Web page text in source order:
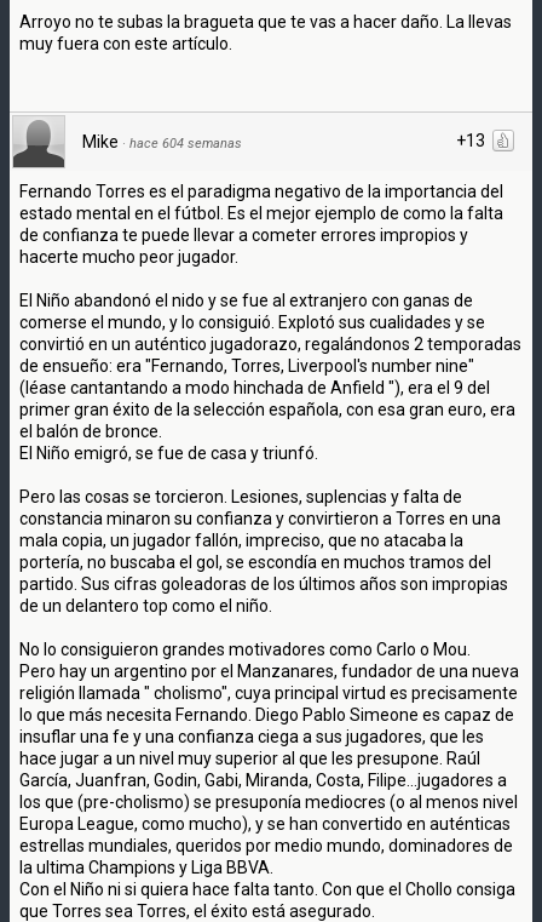
Arroyo no te subas la bragueta que te vas a hacer daño. La llevas
muy fuera con este artículo.
+13
Mike · hace 604 semanas
Fernando Torres es el paradigma negativo de la importancia del
estado mental en el fútbol. Es el mejor ejemplo de como la falta
de confianza te puede llevar a cometer errores impropios y
hacerte mucho peor jugador.
El Niño abandonó el nido y se fue al extranjero con ganas de
comerse el mundo, y lo consiguió. Explotó sus cualidades y se
convirtió en un auténtico jugadorazo, regalándonos 2 temporadas
de ensueño: era "Fernando, Torres, Liverpool's number nine"
(léase cantantando a modo hinchada de Anfield "), era el 9 del
primer gran éxito de la selección española, con esa gran euro, era
el balón de bronce.
El Niño emigró, se fue de casa y triunfó.
Pero las cosas se torcieron. Lesiones, suplencias y falta de
constancia minaron su confianza y convirtieron a Torres en una
mala copia, un jugador fallón, impreciso, que no atacaba la
portería, no buscaba el gol, se escondía en muchos tramos del
partido. Sus cifras goleadoras de los últimos años son impropias
de un delantero top como el niño.
No lo consiguieron grandes motivadores como Carlo o Mou.
Pero hay un argentino por el Manzanares, fundador de una nueva
religión llamada " cholismo", cuya principal virtud es precisamente
lo que más necesita Fernando. Diego Pablo Simeone es capaz de
insuflar una fe y una confianza ciega a sus jugadores, que les
hace jugar a un nivel muy superior al que les presupone. Raúl
García, Juanfran, Godin, Gabi, Miranda, Costa, Filipe...jugadores a
los que (pre-cholismo) se presuponía mediocres (o al menos nivel
Europa League, como mucho), y se han convertido en auténticas
estrellas mundiales, queridos por medio mundo, dominadores de
la ultima Champions y Liga BBVA.
Con el Niño ni si quiera hace falta tanto. Con que el Chollo consiga
que Torres sea Torres, el éxito está asegurado.